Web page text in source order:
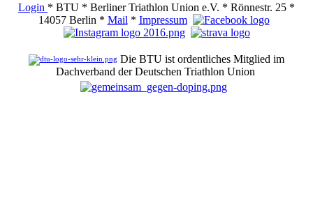
Login * BTU * Berliner Triathlon Union e.V. * Rönnestr. 25 *
14057 Berlin * Mail * Impressum
Die BTU ist ordentliches Mitglied im
Dachverband der Deutschen Triathlon Union